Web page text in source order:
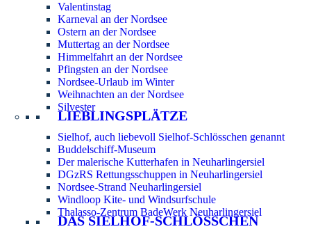
Valentinstag
Karneval an der Nordsee
Ostern an der Nordsee
Muttertag an der Nordsee
Himmelfahrt an der Nordsee
Pfingsten an der Nordsee
Nordsee-Urlaub im Winter
Weihnachten an der Nordsee
Silvester
LIEBLINGSPLÄTZE
Sielhof, auch liebevoll Sielhof-Schlösschen genannt
Buddelschiff-Museum
Der malerische Kutterhafen in Neuharlingersiel
DGzRS Rettungsschuppen in Neuharlingersiel
Nordsee-Strand Neuharlingersiel
Windloop Kite- und Windsurfschule
Thalasso-Zentrum BadeWerk Neuharlingersiel
DAS SIELHOF-SCHLÖSSCHEN